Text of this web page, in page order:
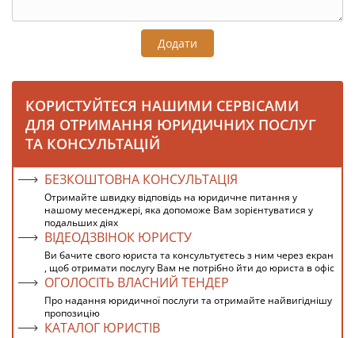
Додати
КОРИСТУЙТЕСЯ НАШИМИ СЕРВІСАМИ
ДЛЯ ОТРИМАННЯ ЮРИДИЧНИХ ПОСЛУГ
ТА КОНСУЛЬТАЦІЙ
БЕЗКОШТОВНА КОНСУЛЬТАЦІЯ
Отримайте швидку відповідь на юридичне питання у
нашому месенджері, яка допоможе Вам зорієнтуватися у
подальших діях
ВІДЕОДЗВІНОК ЮРИСТУ
Ви бачите свого юриста та консультуєтесь з ним через екран
, щоб отримати послугу Вам не потрібно йти до юриста в офіс
ОГОЛОСІТЬ ВЛАСНИЙ ТЕНДЕР
Про надання юридичної послуги та отримайте найвигіднішу
пропозицію
КАТАЛОГ ЮРИСТІВ